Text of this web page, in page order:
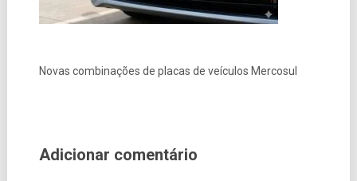
Novas combinações de placas de veículos Mercosul
Adicionar comentário